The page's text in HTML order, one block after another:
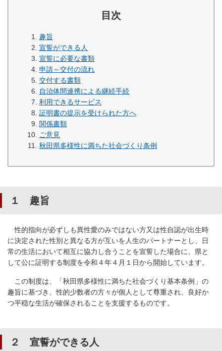
目次
趣旨
宣誓ができる人
宣誓に必要な書類
申請～交付の流れ
交付する書類
自治体間連携による継続手続
利用できるサービス
証明書の提示を受けられた方へ
関係書類
ご意見
秋田県多様性に満ちた社会づくり条例
１ 趣旨
性的指向が必ずしも異性愛のみではない方又は性自認が出生時
に決定された性別と異なる方が互いを人生のパートナーとし、日
常の生活において相互に協力し合うことを宣誓した場合に、県と
して公に証明する制度を令和４年４月１日から開始しています。
この制度は、「秋田県多様性に満ちた社会づくり基本条例」の
趣旨に基づき、性的少数者の方々が個人として尊重され、良好か
つ平穏な生活が確保されることを支援するものです。
２ 宣誓ができる人